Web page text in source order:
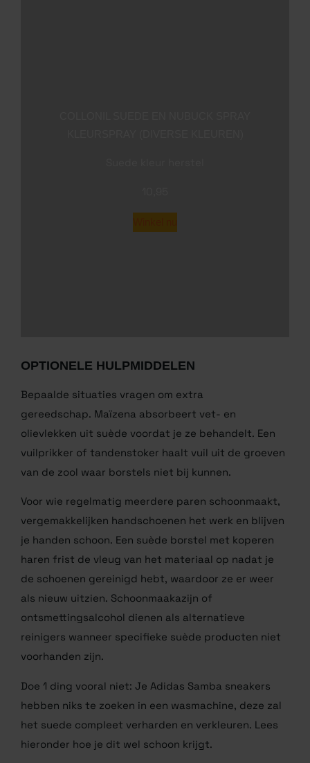
OPTIONELE HULPMIDDELEN
Bepaalde situaties vragen om extra
gereedschap. Maïzena absorbeert vet- en
vuilprikker of tandenstoker haalt vuil uit de groeven
van de zool waar borstels niet bij kunnen.
Voor wie regelmatig meerdere paren schoonmaakt,
vergemakkelijken handschoenen het werk en blijven
je handen schoon. Een suède borstel met koperen
haren frist de vleug van het materiaal op nadat je
de schoenen gereinigd hebt, waardoor ze er weer
als nieuw uitzien. Schoonmaakazijn of
reinigers wanneer specifieke suède producten niet
voorhanden zijn.
Doe 1 ding vooral niet: Je Adidas Samba sneakers